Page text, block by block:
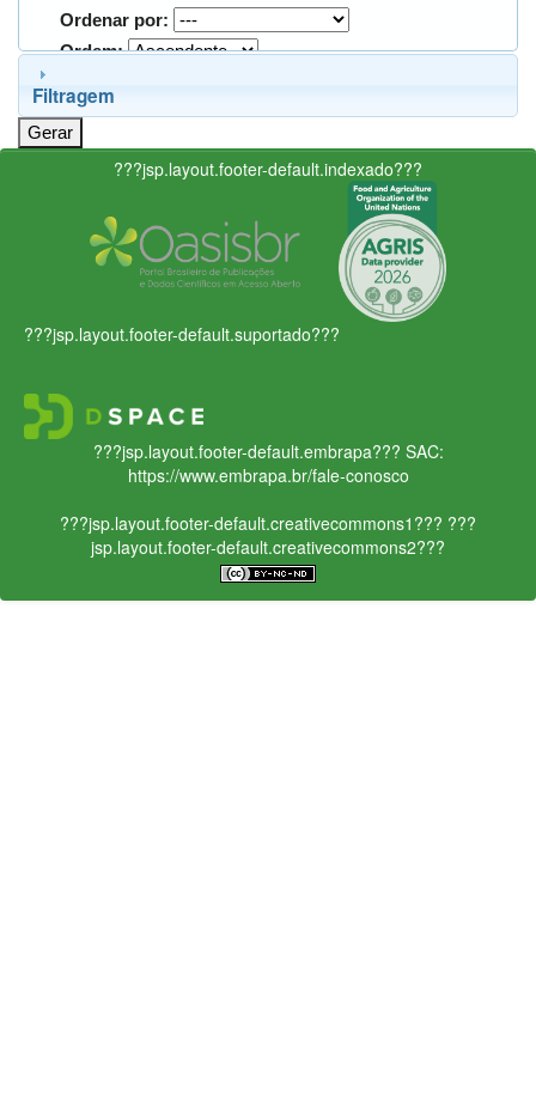
Ordenar por:
Ordem:
Filtragem
???jsp.layout.footer-default.indexado???
???jsp.layout.footer-default.suportado???
???jsp.layout.footer-default.embrapa??? SAC:
https://www.embrapa.br/fale-conosco
???jsp.layout.footer-default.creativecommons1??? ???
jsp.layout.footer-default.creativecommons2???